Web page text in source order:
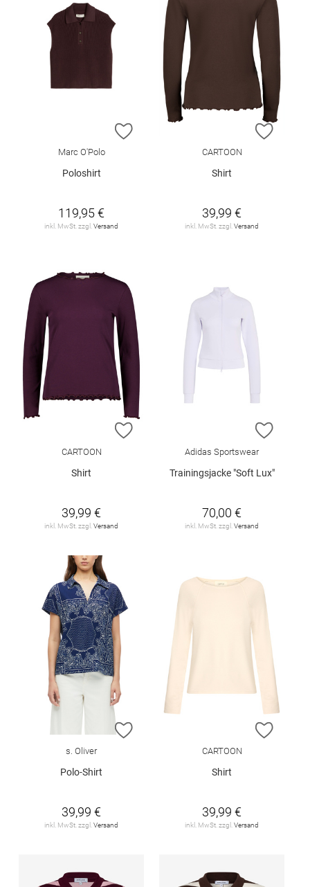
ZUR WUNSCHLISTE HINZUFÜGEN
Marc O'Polo
Poloshirt
119,95 €
inkl. MwSt. zzgl. Versand
ZUR
CARTOON
Shirt
39,99 €
inkl. MwSt. zzgl. Versand
ZUR WUNSCHLISTE HINZUFÜGEN
CARTOON
Shirt
39,99 €
inkl. MwSt. zzgl. Versand
ZUR
Adidas Sportswear
Trainingsjacke "Soft Lux"
70,00 €
inkl. MwSt. zzgl. Versand
ZUR WUNSCHLISTE HINZUFÜGEN
s. Oliver
Polo-Shirt
39,99 €
inkl. MwSt. zzgl.Versand
ZUR
CARTOON
Shirt
39,99 €
inkl. MwSt. zzgl.Versand